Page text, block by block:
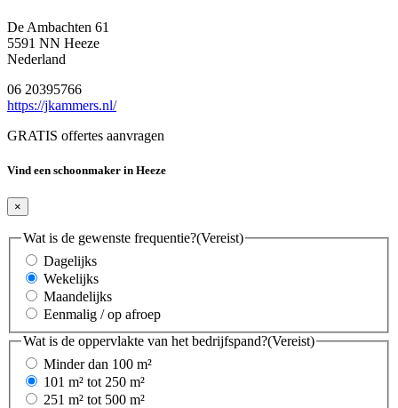
De Ambachten 61
5591 NN Heeze
Nederland
06 20395766
https://jkammers.nl/
GRATIS offertes aanvragen
Vind een schoonmaker in Heeze
×
Wat is de gewenste frequentie?(Vereist)
Dagelijks
Wekelijks
Maandelijks
Eenmalig / op afroep
Wat is de oppervlakte van het bedrijfspand?(Vereist)
Minder dan 100 m²
101 m² tot 250 m²
251 m² tot 500 m²